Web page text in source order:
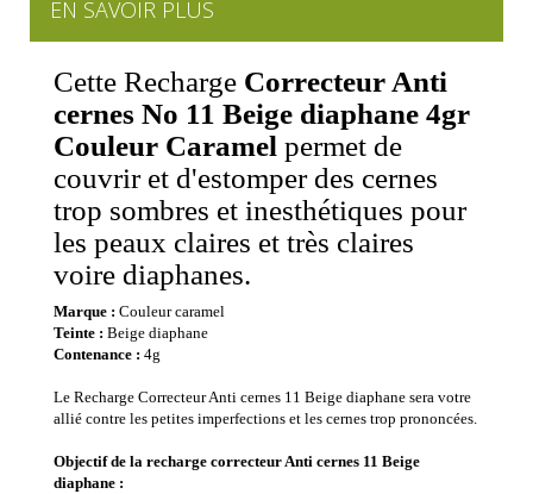
EN SAVOIR PLUS
Cette Recharge Correcteur Anti
cernes No 11 Beige diaphane 4gr
Couleur Caramel permet de
couvrir et d'estomper des cernes
trop sombres et inesthétiques pour
les peaux claires et très claires
voire diaphanes.
Marque : Couleur caramel
Teinte : Beige diaphane
Contenance : 4g
Le Recharge Correcteur Anti cernes 11 Beige diaphane sera votre
allié contre les petites imperfections et les cernes trop prononcées.
Objectif de la recharge correcteur Anti cernes 11 Beige
diaphane :